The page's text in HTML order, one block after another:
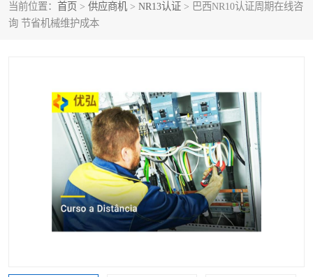
当前位置： 首页 > 供应商机 > NR13认证 > 巴西NR10认证周期在线咨
询 节省机械维护成本
巴西认证 RETIE认证